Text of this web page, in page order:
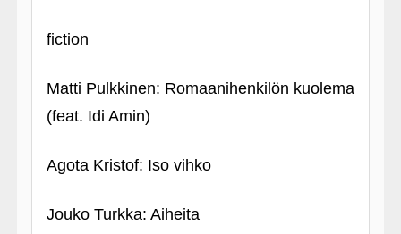
fiction
Matti Pulkkinen: Romaanihenkilön kuolema
(feat. Idi Amin)
Agota Kristof: Iso vihko
Jouko Turkka: Aiheita